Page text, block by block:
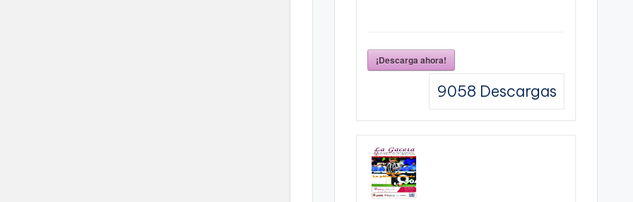
¡Descarga ahora!
9058 Descargas